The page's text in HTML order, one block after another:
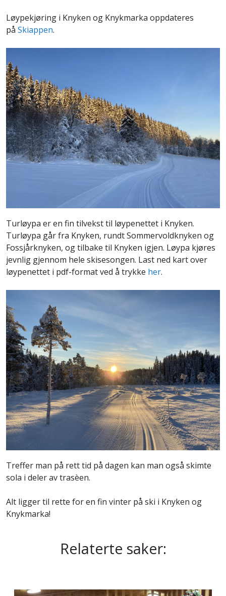
Løypekjøring i Knyken og Knykmarka oppdateres
på Skiappen.
Turløypa er en fin tilvekst til løypenettet i Knyken.
Turløypa går fra Knyken, rundt Sommervoldknyken og
Fossjårknyken, og tilbake til Knyken igjen. Løypa kjøres
jevnlig gjennom hele skisesongen. Last ned kart over
løypenettet i pdf-format ved å trykke her.
Treffer man på rett tid på dagen kan man også skimte
sola i deler av trasèen.
Alt ligger til rette for en fin vinter på ski i Knyken og
Knykmarka!
Relaterte saker: